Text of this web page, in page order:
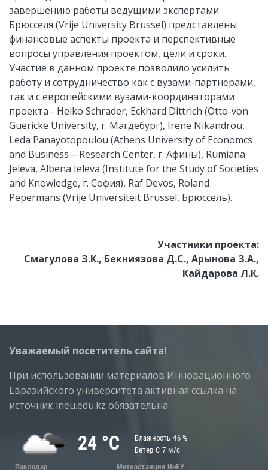
завершению работы ведущими экспертами
Брюсселя (Vrije University Brussel) представлены
финансовые аспекты проекта и перспективные
вопросы управления проектом, цели и сроки.
Участие в данном проекте позволило усилить
работу и сотрудничество как с вузами-партнерами,
так и с европейскими вузами-координаторами
проекта - Heiko Schrader, Eckhard Dittrich (Otto-von
Guericke University, г. Магдебург), Irene Nikandrou,
Leda Panayotopoulou (Athens University of Economcs
and Business – Research Center, г. Афины), Rumiana
Jeleva, Albena Ieleva (Institute for the Study of Societies
and Knowledge, г. София), Raf Devos, Roland
Pepermans (Vrije Universiteit Brussel, Брюссель).
Участники проекта:
Смагулова З.К., Бекниязова Д.С., Арынова З.А.,
Кайдарова Л.К.
Уважаемый посетитель сайта!
При использовании материалов Инновационного
Евразийского университета активная ссылка на
источник ineu.edu.kz обязательна.